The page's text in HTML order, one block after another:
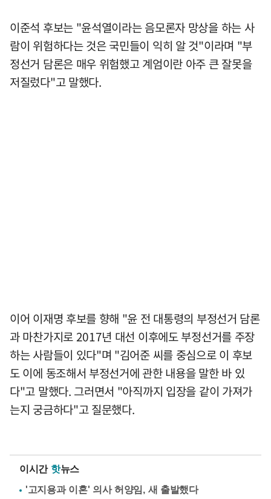
이준석 후보는 "윤석열이라는 음모론자 망상을 하는 사
람이 위험하다는 것은 국민들이 익히 알 것"이라며 "부
정선거 담론은 매우 위험했고 계엄이란 아주 큰 잘못을
저질렀다"고 말했다.
이어 이재명 후보를 향해 "윤 전 대통령의 부정선거 담론
과 마찬가지로 2017년 대선 이후에도 부정선거를 주장
하는 사람들이 있다"며 "김어준 씨를 중심으로 이 후보
도 이에 동조해서 부정선거에 관한 내용을 말한 바 있
다"고 말했다. 그러면서 "아직까지 입장을 같이 가져가
는지 궁금하다"고 질문했다.
이시간 핫뉴스
'고지용과 이혼' 의사 허양임, 새 출발했다